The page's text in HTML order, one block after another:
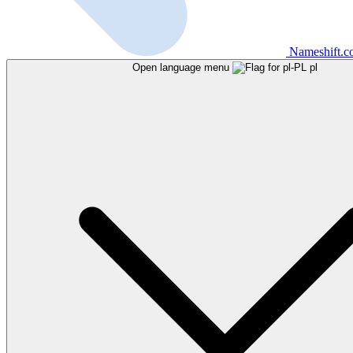
Open language menu pl